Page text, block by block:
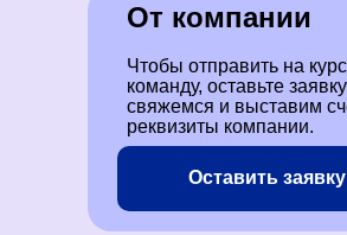
Оставить заявку
От компании
Чтобы отправить на
команду, оставьте
свяжемся и выставим
реквизиты компании.